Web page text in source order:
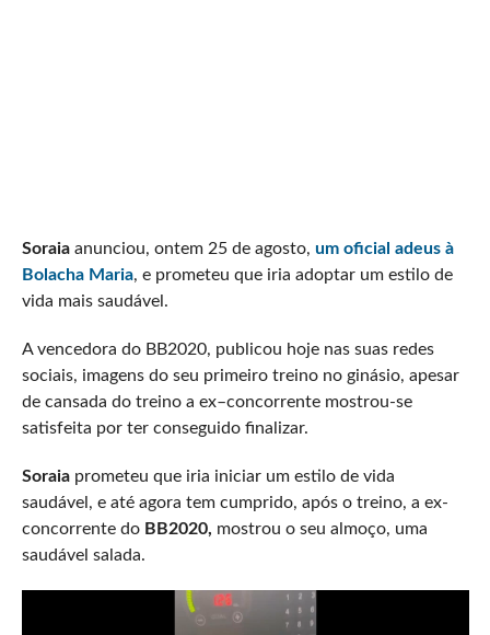
Soraia anunciou, ontem 25 de agosto, um oficial adeus à
Bolacha Maria, e prometeu que iria adoptar um estilo de
vida mais saudável.
A vencedora do BB2020, publicou hoje nas suas redes
sociais, imagens do seu primeiro treino no ginásio, apesar
de cansada do treino a ex–concorrente mostrou-se
satisfeita por ter conseguido finalizar.
Soraiaprometeu que iria iniciar um estilo de vida
saudável, e até agora tem cumprido, após o treino, a ex-
concorrente do BB2020, mostrou o seu almoço, uma
saudável salada.